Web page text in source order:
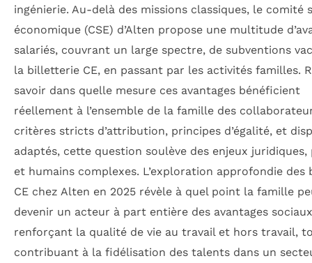
ingénierie. Au-delà des missions classiques, le comité
économique (CSE) d’Alten propose une multitude
salariés, couvrant un large spectre, de subventions
la billetterie CE, en passant par les activités familles.
savoir dans quelle mesure ces avantages bénéficient
réellement à l’ensemble de la famille des
critères stricts d’attribution, principes d’égalité, et
adaptés, cette question soulève des enjeux juridiques,
et humains complexes. L’exploration approfondie des
CE chez Alten en 2025 révèle à quel point la famille
devenir un acteur à part entière des avantages
renforçant la qualité de vie au travail et hors travail,
contribuant à la fidélisation des talents dans un